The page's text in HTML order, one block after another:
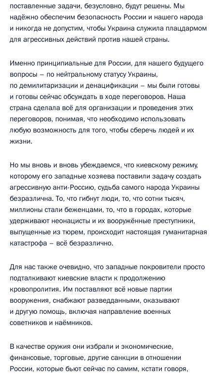
поставленные задачи, безусловно, будут решены. Мы
надёжно обеспечим безопасность России и нашего народа
и никогда не допустим, чтобы Украина служила плацдармом
для агрессивных действий против нашей страны.
Именно принципиальные для России, для нашего будущего
вопросы – по нейтральному статусу Украины,
по демилитаризации и денацификации – мы были готовы
и готовы сейчас обсуждать в ходе переговоров. Наша
страна сделала всё для организации и проведения этих
переговоров, понимая, что необходимо использовать
любую возможность для того, чтобы сберечь людей и их
жизни.
Но мы вновь и вновь убеждаемся, что киевскому режиму,
которому его западные хозяева поставили задачу создать
агрессивную анти-Россию, судьба самого народа Украины
безразлична. То, что гибнут люди, то, что сотни тысяч,
миллионы стали беженцами, то, что в городах, которые
удерживают неонацисты и их вооружённые преступники,
выпущенные из тюрем, происходит настоящая гуманитарная
катастрофа – всё безразлично.
Для нас также очевидно, что западные покровители просто
подталкивают киевские власти к продолжению
кровопролития. Им поставляют всё новые партии
вооружения, снабжают разведданными, оказывают
и другую помощь, включая направление военных
советников и наёмников.
В качестве оружия они избрали и экономические,
финансовые, торговые, другие санкции в отношении
России, которые бьют сейчас по самим, кстати говоря,